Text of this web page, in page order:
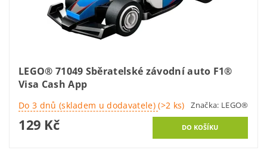
LEGO® 71049 Sběratelské závodní auto F1®
Visa Cash App
Do 3 dnů (skladem u dodavatele)(>2 ks) Značka: LEGO®
129 Kč